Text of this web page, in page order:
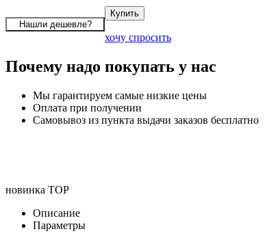
хочу спросить
Почему надо покупать у нас
Мы гарантируем самые низкие цены
Оплата при получении
Самовывоз из пункта выдачи заказов бесплатно
новинка TOP
Описание
Параметры